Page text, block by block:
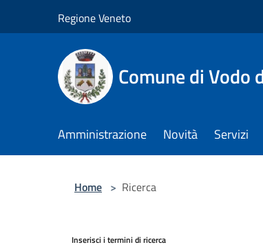
Regione Veneto
Comune di Vodo
Amministrazione Novità Servizi
Home > Ricerca
Inserisci i termini di ricerca